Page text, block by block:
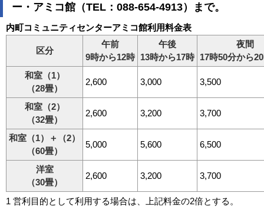
ー・アミコ館（TEL：088-654-4913）まで。
内町コミュニティセンターアミコ館利用料金表
区分
午前
9時から12時
午後
13時から17時
夜間
17時50分から
和室（1）
（28畳）
2,600 3,000 3,500
和室（2）
（32畳）
2,600 3,200 3,700
和室（1）＋（2）
（60畳）
5,000 5,600 6,500
洋室
（30畳）
2,600 3,200 3,700
1 営利目的として利用する場合は、上記料金の2倍とする。